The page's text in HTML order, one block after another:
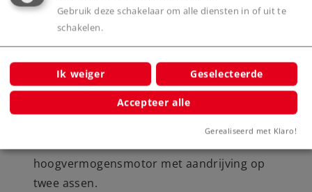
Highlights
Volledig nieuw ontworpen model.
Zeer gedetailleerd metalen model.
Met een groot aantal los aangezette details.
hoogvermogensmotor met aandrijving op
twee assen.
Gebruik deze schakelaar om alle diensten in of uit te
schakelen.
Ik weiger Geselecteerde
Accepteer alle
Gerealiseerd met Klaro!